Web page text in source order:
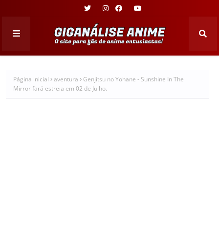
Página inicial aventura
Genjitsu no Yohane - Sunshine In The
Mirror fará estreia em 02 de Julho.